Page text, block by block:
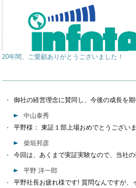
20年間、ご愛顧ありがとうございました！
御社の経営理念に賛同し、今後の成長を期
中山泰秀
平野様： 東証１部上場おめでとうござい
柴垣邦彦
今回は、あくまで実証実験なので、当社の
平野 洋一郎
平野社長お疲れ様です! 質問なんですが、